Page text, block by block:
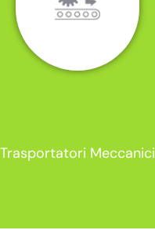
Trasportatori Meccanici